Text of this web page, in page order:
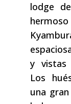
lodge
y vistas
Los
una